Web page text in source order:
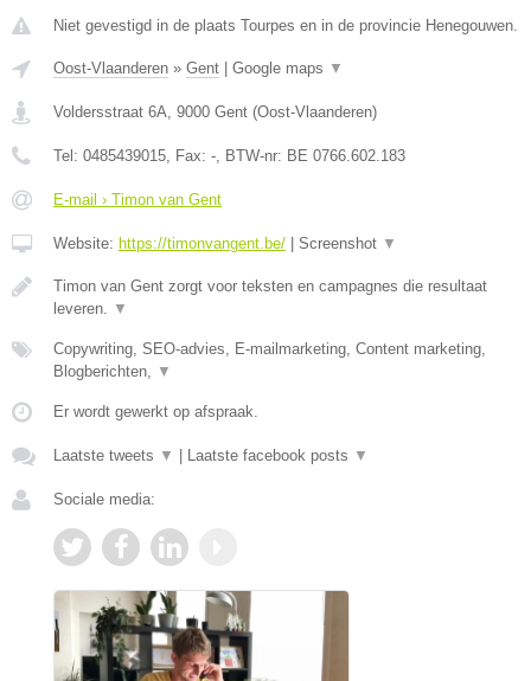
Niet gevestigd in de plaats Tourpes en in de provincie Henegouwen.
Oost-Vlaanderen » Gent | Google maps ▼
Voldersstraat 6A 9000 Gent (Oost-Vlaanderen)
Tel: 0485439015 , Fax: - , BTW-nr: BE 0766.602.183
E-mail › Timon van Gent
Website: https://timonvangent.be/ | Screenshot ▼
Timon van Gent zorgt voor teksten en campagnes die resultaat
leveren.
▼
Copywriting, SEO-advies, E-mailmarketing, Content marketing,
Blogberichten,
▼
Er wordt gewerkt op afspraak.
Laatste tweets ▼ | Laatste facebook posts ▼
Sociale media: